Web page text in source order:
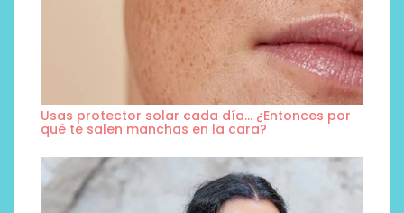
Usas protector solar cada día… ¿Entonces por
qué te salen manchas en la cara?